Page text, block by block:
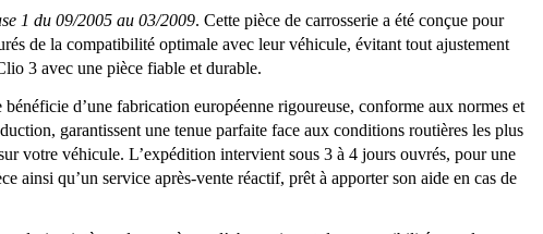
1 du 09/2005 au 03/2009. Cette pièce de carrosserie a été conçue pour
de la compatibilité optimale avec leur véhicule, évitant tout ajustement
3 avec une pièce fiable et durable.
d’une fabrication européenne rigoureuse, conforme aux normes et
garantissent une tenue parfaite face aux conditions routières les plus
votre véhicule. L’expédition intervient sous 3 à 4 jours ouvrés, pour une
qu’un service après-vente réactif, prêt à apporter son aide en cas de